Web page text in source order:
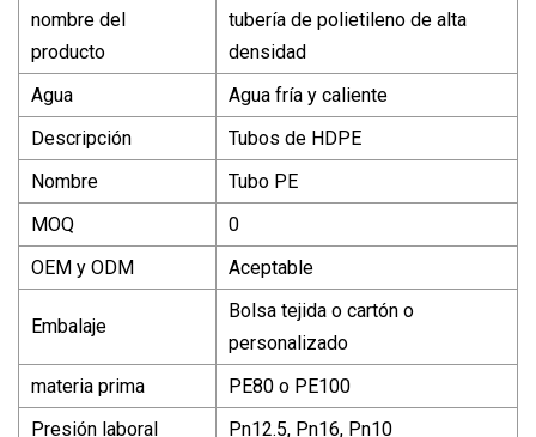
nombre del
producto
tubería de polietileno de alta
densidad
Agua
Agua fría y caliente
Descripción
Tubos de HDPE
Nombre
Tubo PE
MOQ
0
OEM y ODM
Aceptable
Embalaje
Bolsa tejida o cartón o
personalizado
materia prima
PE80 o PE100
Presión laboral
Pn12.5, Pn16, Pn10